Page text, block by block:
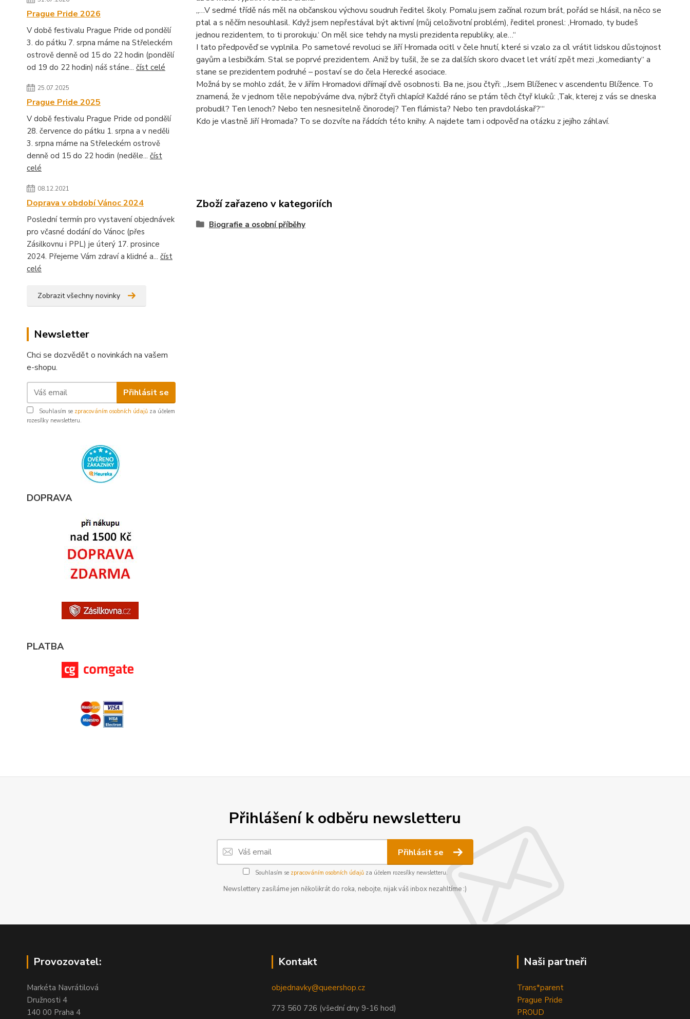
Prague Pride 2026
V době festivalu Prague Pride od pondělí
3. do pátku 7. srpna máme na Střeleckém
ostrově denně od 15 do 22 hodin (pondělí
od 19 do 22 hodin) náš stáne... číst celé
25.07.2025
Prague Pride 2025
V době festivalu Prague Pride od pondělí
28. července do pátku 1. srpna a v neděli
3. srpna máme na Střeleckém ostrově
denně od 15 do 22 hodin (neděle... číst
celé
08.12.2021
Doprava v období Vánoc 2024
Poslední termín pro vystavení objednávek
pro včasné dodání do Vánoc (přes
Zásilkovnu i PPL) je úterý 17. prosince
2024. Přejeme Vám zdraví a klidné a... číst
celé
Zobrazit všechny novinky
Newsletter
Chci se dozvědět o novinkách na vašem
e-shopu.
Přihlásit se
Souhlasím se zpracováním osobních údajů za účelem
rozesílky newsletteru.
DOPRAVA
PLATBA
„…V sedmé třídě nás měl na občanskou výchovu soudruh ředitel školy. Pomalu jsem začínal rozum brát, pořád se hlásil, na něco se
ptal a s něčím nesouhlasil. Když jsem nepřestával být aktivní (můj celoživotní problém), ředitel pronesl: ‚Hromado, ty budeš
jednou rezidentem, to ti prorokuju.‘ On měl sice tehdy na mysli prezidenta republiky, ale…“
I tato předpověď se vyplnila. Po sametové revoluci se Jiří Hromada ocitl v čele hnutí, které si vzalo za cíl vrátit lidskou důstojnost
gayům a lesbičkám. Stal se poprvé prezidentem. Aniž by tušil, že se za dalších skoro dvacet let vrátí zpět mezi „komedianty“ a
stane se prezidentem podruhé – postaví se do čela Herecké asociace.
Možná by se mohlo zdát, že v Jiřím Hromadovi dřímají dvě osobnosti. Ba ne, jsou čtyři: „Jsem Blíženec v ascendentu Blížence. To
znamená, že v jednom těle nepobýváme dva, nýbrž čtyři chlapíci! Každé ráno se ptám těch čtyř kluků: ‚Tak, kterej z vás se dneska
probudil? Ten lenoch? Nebo ten nesnesitelně činorodej? Ten flámista? Nebo ten pravdoláskař?‘“
Kdo je vlastně Jiří Hromada? To se dozvíte na řádcích této knihy. A najdete tam i odpověď na otázku z jejího záhlaví.
Zboží zařazeno v kategoriích
Biografie a osobní příběhy
Přihlášení k odběru newsletteru
Přihlásit se
Souhlasím se zpracováním osobních údajůza účelem rozesílky newsletteru.
Newslettery zasíláme jen několikrát do roka, nebojte, nijak váš inbox nezahltíme :)
Provozovatel:
Markéta Navrátilová
Družnosti 4
140 00 Praha 4
Kontakt
objednavky@queershop.cz
773 560 726 (všední dny 9-16 hod)
Naši partneři
Trans*parent
Prague Pride
PROUD